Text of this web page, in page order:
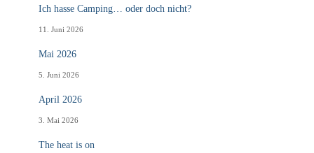
Ich hasse Camping… oder doch nicht?
11. Juni 2026
Mai 2026
5. Juni 2026
April 2026
3. Mai 2026
The heat is on